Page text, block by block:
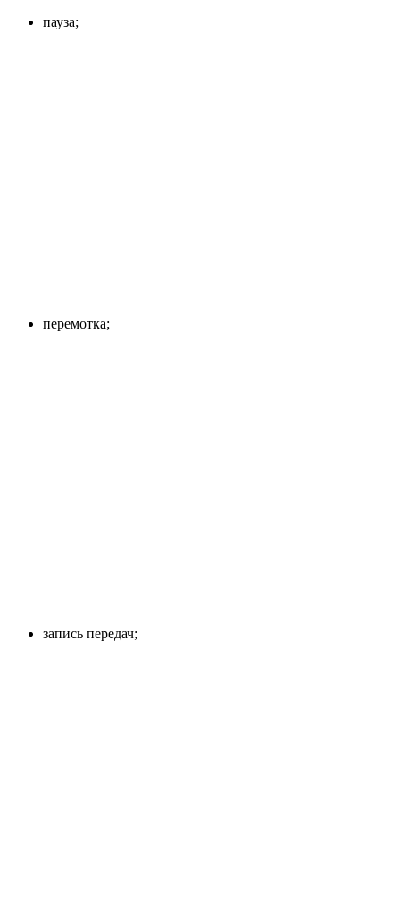
пауза;
перемотка;
запись передач;